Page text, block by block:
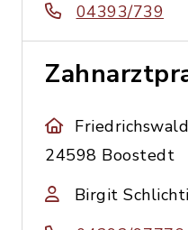
04393/739
24598 Boostedt
Birgit